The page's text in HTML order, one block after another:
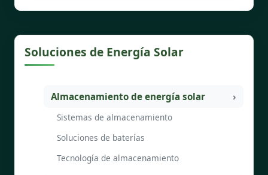
Soluciones de Energía Solar
Almacenamiento de energía solar
Sistemas de almacenamiento
Soluciones de baterías
Tecnología de almacenamiento